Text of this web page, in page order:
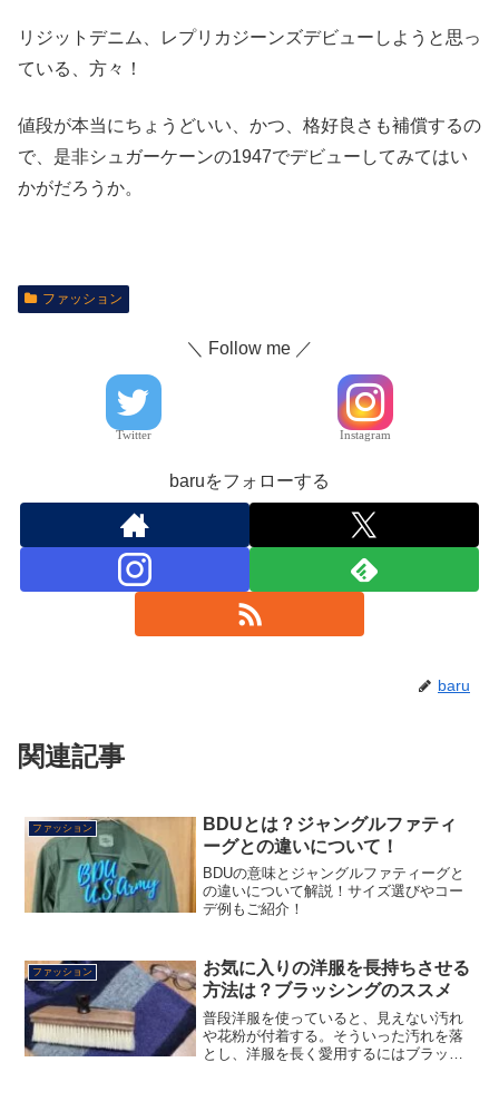
リジットデニム、レプリカジーンズデビューしようと思っ
ている、方々！
値段が本当にちょうどいい、かつ、格好良さも補償するの
で、是非シュガーケーンの1947でデビューしてみてはい
かがだろうか。
ファッション
＼ Follow me ／
Twitter Instagram
baruをフォローする
baru
関連記事
ファッション
BDUとは？ジャングルファティ
ーグとの違いについて！
BDUの意味とジャングルファティーグと
の違いについて解説！サイズ選びやコー
デ例もご紹介！
ファッション
お気に入りの洋服を長持ちさせる
方法は？ブラッシングのススメ
普段洋服を使っていると、見えない汚れ
や花粉が付着する。そういった汚れを落
とし、洋服を長く愛用するにはブラッシ